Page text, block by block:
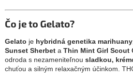
Čo je to Gelato?
Gelato je hybridná genetika marihuany
Sunset Sherbet a Thin Mint Girl Scout
odroda s nezameniteľnou sladkou,
chuťou a silným relaxačným účinkom.